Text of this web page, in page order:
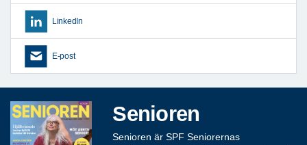
LinkedIn
E-post
Senioren
Senioren är SPF Seniorernas